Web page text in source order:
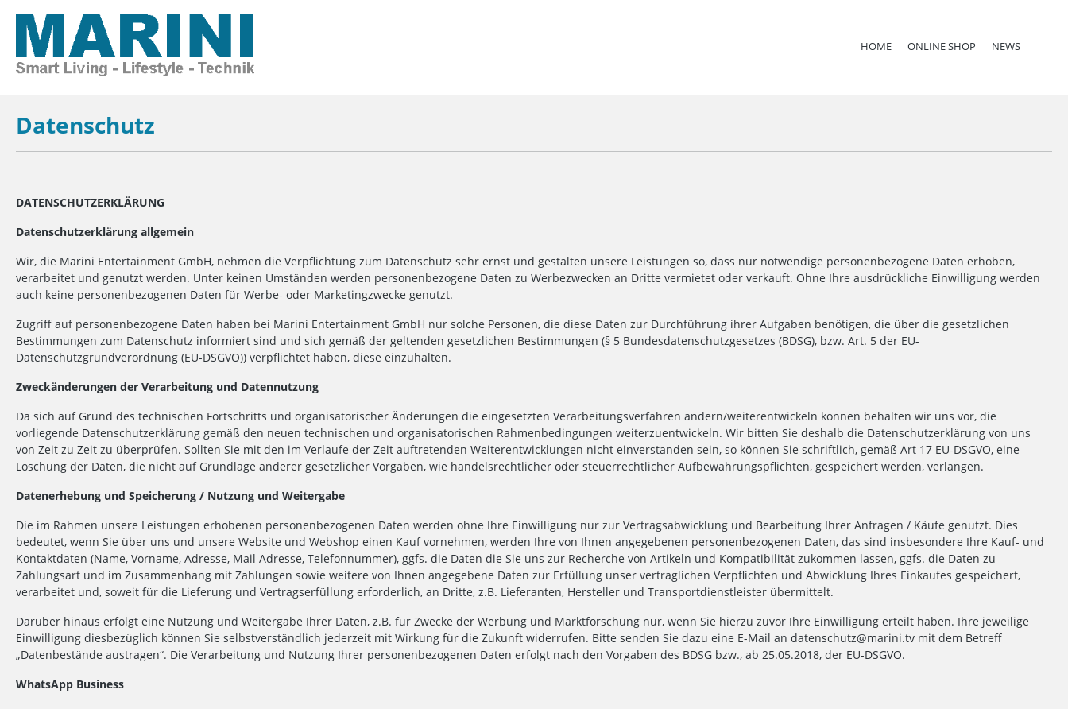
HOME ONLINE SHOP NEWS
Datenschutz
DATENSCHUTZERKLÄRUNG
Datenschutzerklärung allgemein
Wir, die Marini Entertainment GmbH, nehmen die Verpflichtung zum Datenschutz sehr ernst und gestalten unsere Leistungen so, dass nur notwendige personenbezogene Daten erhoben,
verarbeitet und genutzt werden. Unter keinen Umständen werden personenbezogene Daten zu Werbezwecken an Dritte vermietet oder verkauft. Ohne Ihre ausdrückliche Einwilligung werden
auch keine personenbezogenen Daten für Werbe- oder Marketingzwecke genutzt.
Zugriff auf personenbezogene Daten haben bei Marini Entertainment GmbH nur solche Personen, die diese Daten zur Durchführung ihrer Aufgaben benötigen, die über die gesetzlichen
Bestimmungen zum Datenschutz informiert sind und sich gemäß der geltenden gesetzlichen Bestimmungen (§ 5 Bundesdatenschutzgesetzes (BDSG), bzw. Art. 5 der EU-
Datenschutzgrundverordnung (EU-DSGVO)) verpflichtet haben, diese einzuhalten.
Zweckänderungen der Verarbeitung und Datennutzung
Da sich auf Grund des technischen Fortschritts und organisatorischer Änderungen die eingesetzten Verarbeitungsverfahren ändern/weiterentwickeln können behalten wir uns vor, die
vorliegende Datenschutzerklärung gemäß den neuen technischen und organisatorischen Rahmenbedingungen weiterzuentwickeln. Wir bitten Sie deshalb die Datenschutzerklärung von uns
von Zeit zu Zeit zu überprüfen. Sollten Sie mit den im Verlaufe der Zeit auftretenden Weiterentwicklungen nicht einverstanden sein, so können Sie schriftlich, gemäß Art 17 EU-DSGVO, eine
Löschung der Daten, die nicht auf Grundlage anderer gesetzlicher Vorgaben, wie handelsrechtlicher oder steuerrechtlicher Aufbewahrungspflichten, gespeichert werden, verlangen.
Datenerhebung und Speicherung / Nutzung und Weitergabe
Die im Rahmen unsere Leistungen erhobenen personenbezogenen Daten werden ohne Ihre Einwilligung nur zur Vertragsabwicklung und Bearbeitung Ihrer Anfragen / Käufe genutzt. Dies
bedeutet, wenn Sie über uns und unsere Website und Webshop einen Kauf vornehmen, werden Ihre von Ihnen angegebenen personenbezogenen Daten, das sind insbesondere Ihre Kauf- und
Kontaktdaten (Name, Vorname, Adresse, Mail Adresse, Telefonnummer), ggfs. die Daten die Sie uns zur Recherche von Artikeln und Kompatibilität zukommen lassen, ggfs. die Daten zu
Zahlungsart und im Zusammenhang mit Zahlungen sowie weitere von Ihnen angegebene Daten zur Erfüllung unser vertraglichen Verpflichten und Abwicklung Ihres Einkaufes gespeichert,
verarbeitet und, soweit für die Lieferung und Vertragserfüllung erforderlich, an Dritte, z.B. Lieferanten, Hersteller und Transportdienstleister übermittelt.
Darüber hinaus erfolgt eine Nutzung und Weitergabe Ihrer Daten, z.B. für Zwecke der Werbung und Marktforschung nur, wenn Sie hierzu zuvor Ihre Einwilligung erteilt haben. Ihre jeweilige
Einwilligung diesbezüglich können Sie selbstverständlich jederzeit mit Wirkung für die Zukunft widerrufen. Bitte senden Sie dazu eine E-Mail an datenschutz@marini.tv mit dem Betreff
„Datenbestände austragen“. Die Verarbeitung und Nutzung Ihrer personenbezogenen Daten erfolgt nach den Vorgaben des BDSG bzw., ab 25.05.2018, der EU-DSGVO.
WhatsApp Business